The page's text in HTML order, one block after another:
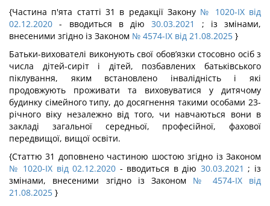
{Частина п'ята статті 31 в редакції Закону № 1020-IX від
02.12.2020 - вводиться в дію30.03.2021
; із змінами,
внесеними згідно із Законом № 4574-IX від 21.08.2025 }
Батьки-вихователі виконують свої обов’язки стосовно осіб з
числа дітей-сиріт і дітей, позбавлених батьківського
піклування, яким встановлено інвалідність і які
продовжують проживати та виховуватися у дитячому
будинку сімейного типу, до досягнення такими особами 23-
річного віку незалежно від того, чи навчаються вони в
закладі загальної середньої, професійної, фахової
передвищої, вищої освіти.
{Статтю 31 доповнено частиною шостою згідно із Законом
№ 1020-IX від 02.12.2020 - вводиться в дію 30.03.2021 ; із
змінами, внесеними згідно із Законом № 4574-IX від
21.08.2025 }